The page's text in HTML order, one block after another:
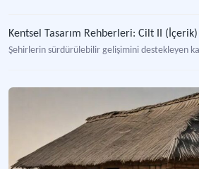
Kentsel Tasarım Rehberleri: Cilt II (İçerik)
Şehirlerin sürdürülebilir gelişimini destekleyen
Kentsel Tasarım Rehberleri: Cilt III
Şehirlerin sürdürülebilir gelişimini destekleyen
Meram Kentsel Tasarım Rehberi Cilt I
"Meram ilçesinin sürdürülebilir gelişimini